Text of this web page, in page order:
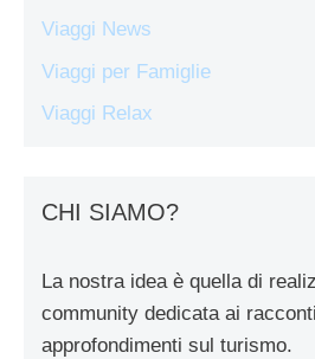
Viaggi News
Viaggi per Famiglie
Viaggi Relax
CHI SIAMO?
La nostra idea è quella di
community dedicata ai
approfondimenti sul turismo.